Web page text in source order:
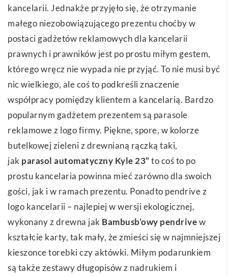
kancelarii. Jednakże przyjęło się, że otrzymanie
małego niezobowiązującego prezentu choćby w
postaci gadżetów reklamowych dla kancelarii
prawnych i prawników jest po prostu miłym gestem,
którego wręcz nie wypada nie przyjąć. To nie musi być
nic wielkiego, ale coś to podkreśli znaczenie
współpracy pomiędzy klientem a kancelarią. Bardzo
popularnym gadżetem prezentem są parasole
reklamowe z logo firmy. Piękne, spore, w kolorze
butelkowej zieleni z drewnianą rączką taki,
jak parasol automatyczny Kyle 23” to coś to po
prostu kancelaria powinna mieć zarówno dla swoich
gości, jak i w ramach prezentu. Ponadto pendrive z
logo kancelarii – najlepiej w wersji ekologicznej,
wykonany z drewna jak Bambusb’owy pendrivew
kształcie karty, tak mały, że zmieści się w najmniejszej
kieszonce torebki czy aktówki. Miłym podarunkiem
są także zestawy długopisów z nadrukiem i